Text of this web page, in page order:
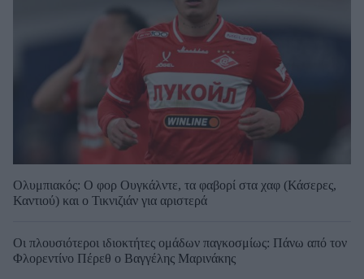
Ολυμπιακός: Ο φορ Ουγκάλντε, τα φαβορί στα χαφ (Κάσερες,
Καντιού) και ο Τικνιζιάν για αριστερά
Οι πλουσιότεροι ιδιοκτήτες ομάδων παγκοσμίως: Πάνω από τον
Φλορεντίνο Πέρεθ ο Βαγγέλης Μαρινάκης